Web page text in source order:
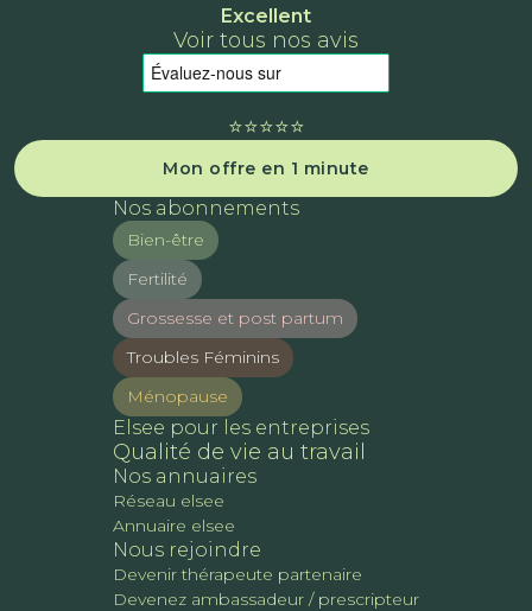
Excellent
Voir tous nos avis
⭐️⭐️⭐️⭐️⭐️
Mon offre en 1 minute
Nos abonnements
Bien-être
Fertilité
Grossesse et post partum
Troubles Féminins
Ménopause
Elsee pour les entreprises
Qualité de vie au travail
Nos annuaires
Réseau elsee
Annuaire elsee
Nous rejoindre
Devenir thérapeute partenaire
Devenez ambassadeur / prescripteur